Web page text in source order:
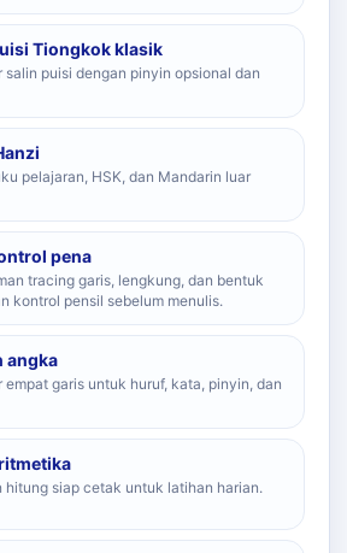
Tiongkok klasik
salin puisi dengan pinyin opsional dan
pelajaran, HSK, dan Mandarin luar
pena
tracing garis, lengkung, dan bentuk
kontrol pensil sebelum menulis.
angka
empat garis untuk huruf, kata, pinyin, dan
hitung siap cetak untuk latihan harian.